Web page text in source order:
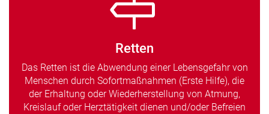
Retten
Das Retten ist die Abwendung einer Lebensgefahr von
Menschen durch Sofortmaßnahmen (Erste Hilfe), die
der Erhaltung oder Wiederherstellung von Atmung,
Kreislauf oder Herztätigkeit dienen und/oder Befreien